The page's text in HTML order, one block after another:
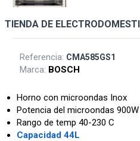
TIENDA DE
Referencia: CMA585GS1
Marca: BOSCH
Horno con microondas Inox
Potencia del microondas 900W
Rango de temp 40-230 C
Capacidad 44L